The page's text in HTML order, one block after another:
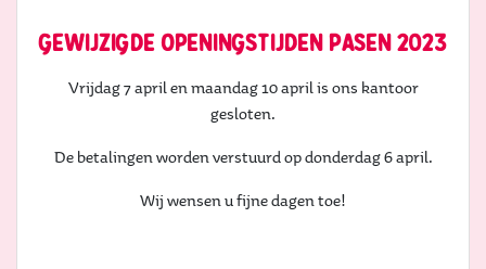
gewijzigde openingstijden pasen 2023
Vrijdag 7 april en maandag 10 april is ons kantoor
gesloten.
De betalingen worden verstuurd op donderdag 6 april.
Wij wensen u fijne dagen toe!